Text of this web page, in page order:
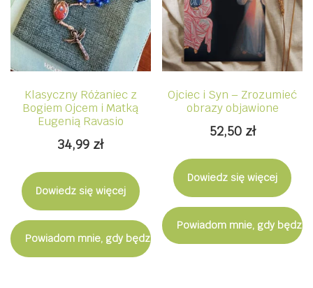
Klasyczny Różaniec z
Bogiem Ojcem i Matką
Eugenią Ravasio
34,99 zł
Dowiedz się więcej
Powiadom mnie, gdy będzie dostępny
Ojciec i Syn – Zrozumieć
obrazy objawione
52,50 zł
Dowiedz się więcej
Powiadom mnie, gdy